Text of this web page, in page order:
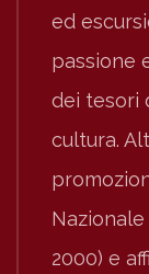
ed
passione
dei tesori
cultura.
2000) e